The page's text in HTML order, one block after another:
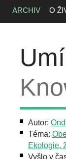
ARCHIV O
Autor:
Téma:
Ekologie,
Vyšlo v